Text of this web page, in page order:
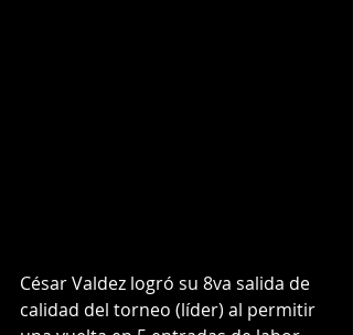
César Valdez logró su 8va salida de
calidad del torneo (líder) al permitir